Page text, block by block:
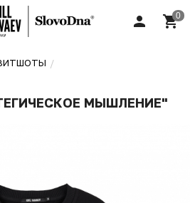
МЫШЛЕНИЕ"